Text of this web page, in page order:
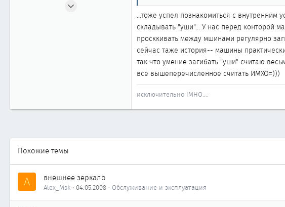
...тоже успел познакомиться с
складывать "уши"... У нас перед конторой
просккивать между мшинами регулярно
сейчас таже история-- машины
так что умение загибать "уши" считаю
все вышеперечисленное считать ИМХО=)))
исключительно IMHO....
Похожие темы
A внешнее зеркало
Alex_Msk 04.05.2008 Обслуживание и эксплуатация